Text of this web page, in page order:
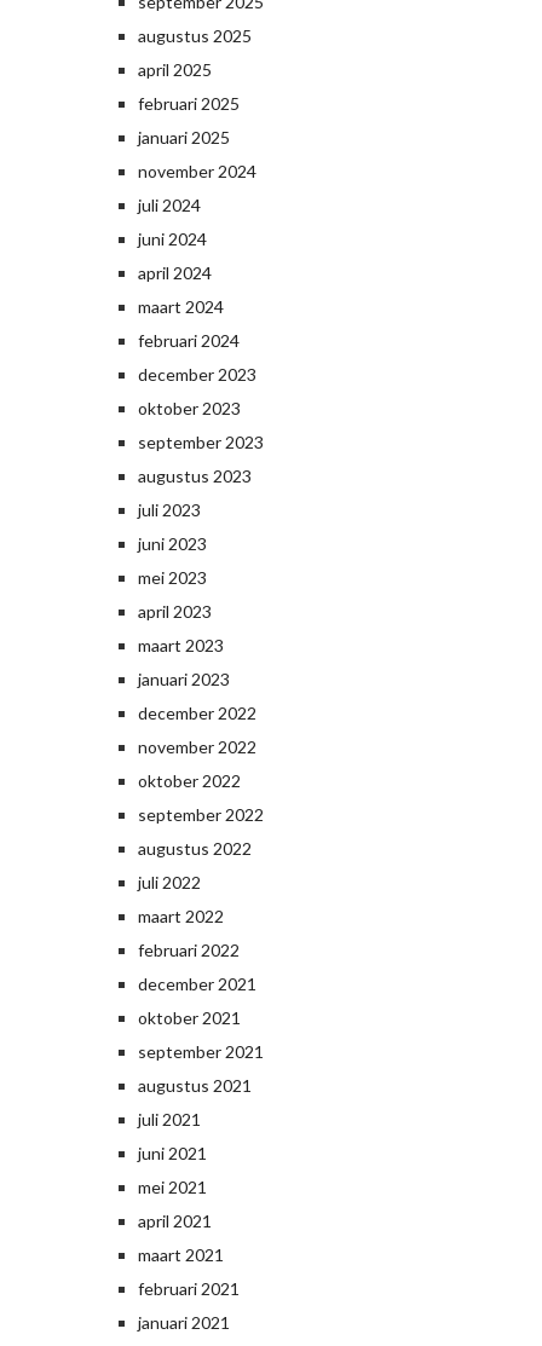
augustus 2025
april 2025
februari 2025
januari 2025
november 2024
juli 2024
juni 2024
april 2024
maart 2024
februari 2024
december 2023
oktober 2023
september 2023
augustus 2023
juli 2023
juni 2023
mei 2023
april 2023
maart 2023
januari 2023
december 2022
november 2022
oktober 2022
september 2022
augustus 2022
juli 2022
maart 2022
februari 2022
december 2021
oktober 2021
september 2021
augustus 2021
juli 2021
juni 2021
mei 2021
april 2021
maart 2021
februari 2021
januari 2021